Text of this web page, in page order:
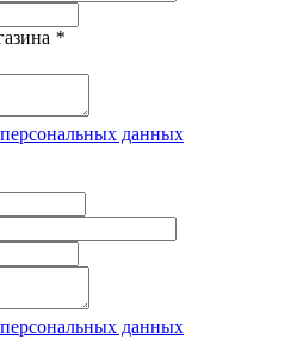
*
данных
данных